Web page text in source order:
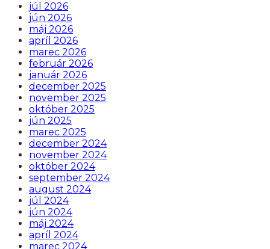
júl 2026
jún 2026
máj 2026
apríl 2026
marec 2026
február 2026
január 2026
december 2025
november 2025
október 2025
jún 2025
marec 2025
december 2024
november 2024
október 2024
september 2024
august 2024
júl 2024
jún 2024
máj 2024
apríl 2024
marec 2024